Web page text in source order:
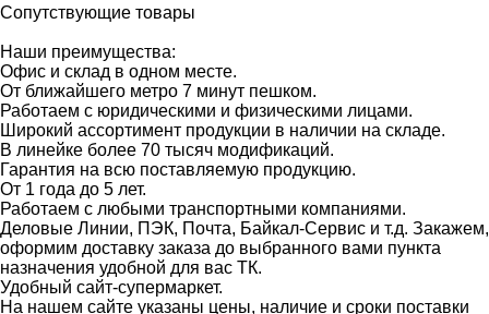
Сопутствующие товары
Наши преимущества:
Офис и склад в одном месте.
От ближайшего метро 7 минут пешком.
Работаем с юридическими и физическими лицами.
Широкий ассортимент продукции в наличии на складе.
В линейке более 70 тысяч модификаций.
Гарантия на всю поставляемую продукцию.
От 1 года до 5 лет.
Работаем с любыми транспортными компаниями.
Деловые Линии, ПЭК, Почта, Байкал-Сервис и т.д. Закажем,
оформим доставку заказа до выбранного вами пункта
назначения удобной для вас ТК.
Удобный сайт-супермаркет.
На нашем сайте указаны цены, наличие и сроки поставки